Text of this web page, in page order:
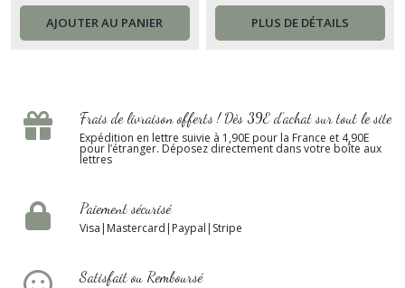
émaillé - sautoir de grossesse
AJOUTER AU PANIER
femme bola or
PLUS DE DÉTAILS
Frais de livraison offerts ! Dès 39E d’achat sur tout le site
Expédition en lettre suivie à 1,90E pour la France et 4,90E
pour l’étranger. Déposez directement dans votre boîte aux
lettres
Paiement sécurisé
Visa|Mastercard|Paypal|Stripe
Satisfait ou Remboursé